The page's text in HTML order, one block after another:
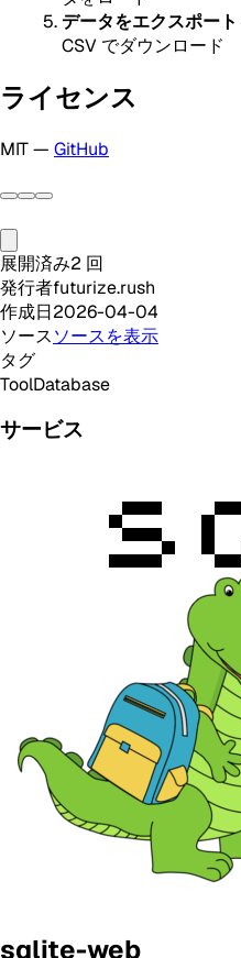
データをエクスポート
CSV でダウンロード
ライセンス
MIT — GitHub
展開済み2 回
発行者futurize.rush
作成日2026-04-04
ソースソースを表示
タグ
ToolDatabase
サービス
sqlite-web